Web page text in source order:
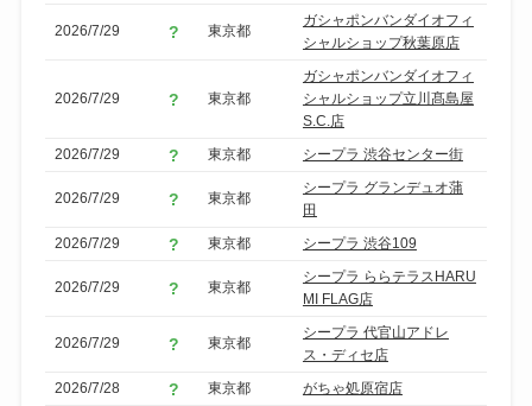
2026/7/29 東京都
ガシャポンバンダイオフィ
シャルショップ秋葉原店
2026/7/29 東京都
ガシャポンバンダイオフィ
シャルショップ立川髙島屋
S.C.店
2026/7/29
東京都 シープラ 渋谷センター街
2026/7/29 東京都
シープラ グランデュオ蒲
田
2026/7/29
東京都 シープラ 渋谷109
2026/7/29 東京都
シープラ ららテラスHARU
MI FLAG店
2026/7/29 東京都
シープラ 代官山アドレ
ス・ディセ店
2026/7/28
東京都
がちゃ処原宿店